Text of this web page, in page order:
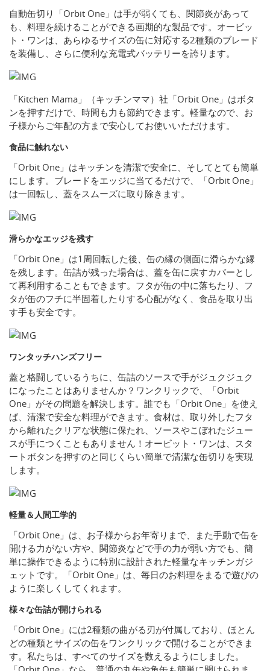
自動缶切り「Orbit One」は手が弱くても、関節炎があって
も、料理を続けることができる画期的な製品です。オービッ
ト・ワンは、あらゆるサイズの缶に対応する2種類のブレード
を装備し、さらに便利な充電式バッテリーを誇ります。
「Kitchen Mama」（キッチンママ）社「Orbit One」はボタ
ンを押すだけで、時間も力も節約できます。軽量なので、お
子様からご年配の方まで安心してお使いいただけます。
食品に触れない
「Orbit One」はキッチンを清潔で安全に、そしてとても簡単
にします。ブレードをエッジに当てるだけで、「Orbit One」
は一回転し、蓋をスムーズに取り除きます。
滑らかなエッジを残す
「Orbit One」は1周回転した後、缶の縁の側面に滑らかな縁
を残します。缶詰が残った場合は、蓋を缶に戻すカバーとし
て再利用することもできます。フタが缶の中に落ちたり、フ
タが缶のフチに半固着したりする心配がなく、食品を取り出
す手も安全です。
ワンタッチハンズフリー
蓋と格闘しているうちに、缶詰のソースで手がジュクジュク
になったことはありませんか？ワンクリックで、「Orbit
One」がその問題を解決します。誰でも「Orbit One」を使え
ば、清潔で安全な料理ができます。食材は、取り外したフタ
から離れたクリアな状態に保たれ、ソースやこぼれたジュー
スが手につくこともありません！オービット・ワンは、スタ
ートボタンを押すのと同じくらい簡単で清潔な缶切りを実現
します。
軽量＆人間工学的
「Orbit One」は、お子様からお年寄りまで、また手動で缶を
開ける力がない方や、関節炎などで手の力が弱い方でも、簡
単に操作できるように特別に設計された軽量なキッチンガジ
ェットです。「Orbit One」は、毎日のお料理をまるで遊びの
ように楽しくしてくれます。
様々な缶詰が開けられる
「Orbit One」には2種類の曲がる刃が付属しており、ほとん
どの種類とサイズの缶をワンクリックで開けることができま
す。私たちは、すべてのサイズを数えるようにしました。